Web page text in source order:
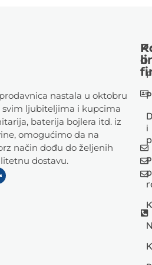
nastala u oktobru
svim ljubiteljima i kupcima
baterija bojlera itd. iz
omogućimo da na
način dođu do željenih
dostavu.
i
o